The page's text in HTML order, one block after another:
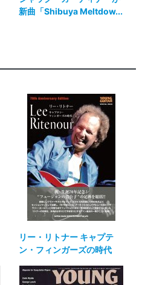
新曲「Shibuya Meltdow...
リー・リトナー キャプテ
ン・フィンガーズの時代